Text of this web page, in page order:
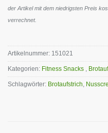
der Artikel mit dem niedrigsten Preis
verrechnet.
Artikelnummer: 151021
Kategorien: Fitness Snacks
Schlagwörter: Brotaufstrich